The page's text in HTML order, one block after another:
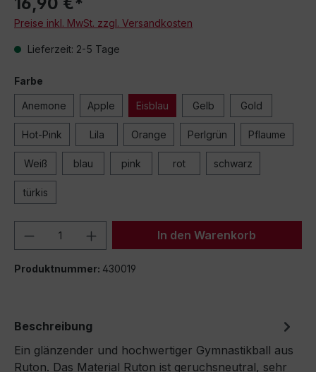
Preise inkl. MwSt. zzgl. Versandkosten
Lieferzeit: 2-5 Tage
Farbe
Anemone Apple Eisblau Gelb Gold
Hot-Pink Lila Orange Perlgrün Pflaume
Weiß blau pink rot schwarz
türkis
Produkt Anzahl: Gib denIn den Warenkorb
Produktnummer: 430019
Beschreibung
Ein glänzender und hochwertiger Gymnastikball aus
Ruton. Das Material Ruton ist geruchsneutral, sehr